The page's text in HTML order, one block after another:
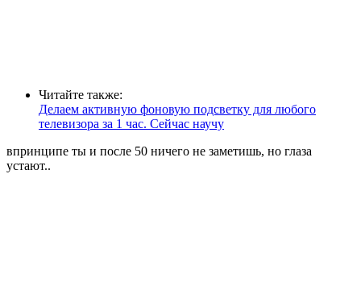
Читайте также:
Делаем активную фоновую подсветку для любого
телевизора за 1 час. Сейчас научу
впринципе ты и после 50 ничего не заметишь, но глаза
устают..